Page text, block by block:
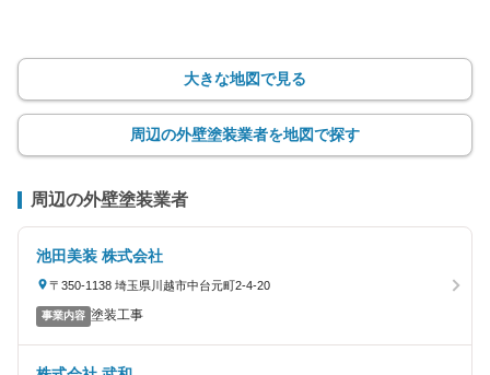
大きな地図で見る
周辺の外壁塗装業者を地図で探す
周辺の外壁塗装業者
池田美装 株式会社
〒350-1138 埼玉県川越市中台元町2-4-20
事業内容 塗装工事